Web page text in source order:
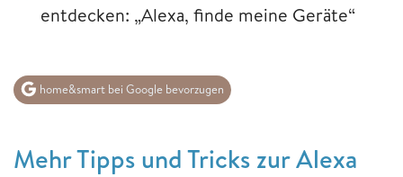
entdecken: „Alexa, finde meine Geräte“
home&smart bei Google bevorzugen
Mehr Tipps und Tricks zur Alexa